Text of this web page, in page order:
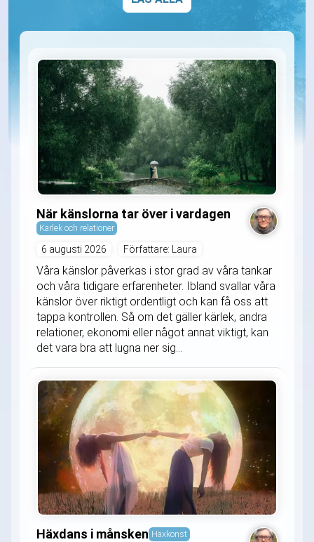
När känslorna tar över i vardagen
Kärlek och relationer
6 augusti 2026 Författare: Laura
Våra känslor påverkas i stor grad av våra tankar
och våra tidigare erfarenheter. Ibland svallar våra
känslor över riktigt ordentligt och kan få oss att
tappa kontrollen. Så om det gäller kärlek, andra
relationer, ekonomi eller något annat viktigt, kan
det vara bra att lugna ner sig...
Häxdans i månsken Häxkonst